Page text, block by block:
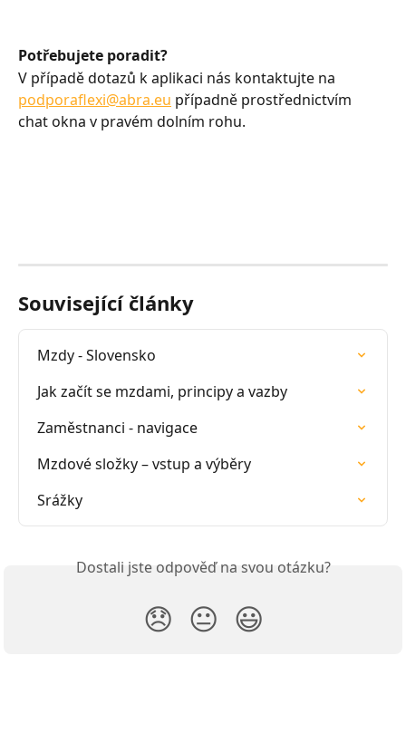
Potřebujete poradit?
V případě dotazů k aplikaci nás kontaktujte na
podporaflexi@abra.eu případně prostřednictvím
chat okna v pravém dolním rohu.
Související články
Mzdy - Slovensko
Jak začít se mzdami, principy a vazby
Zaměstnanci - navigace
Mzdové složky – vstup a výběry
Srážky
Dostali jste odpověď na svou otázku?
😞 😐 😃